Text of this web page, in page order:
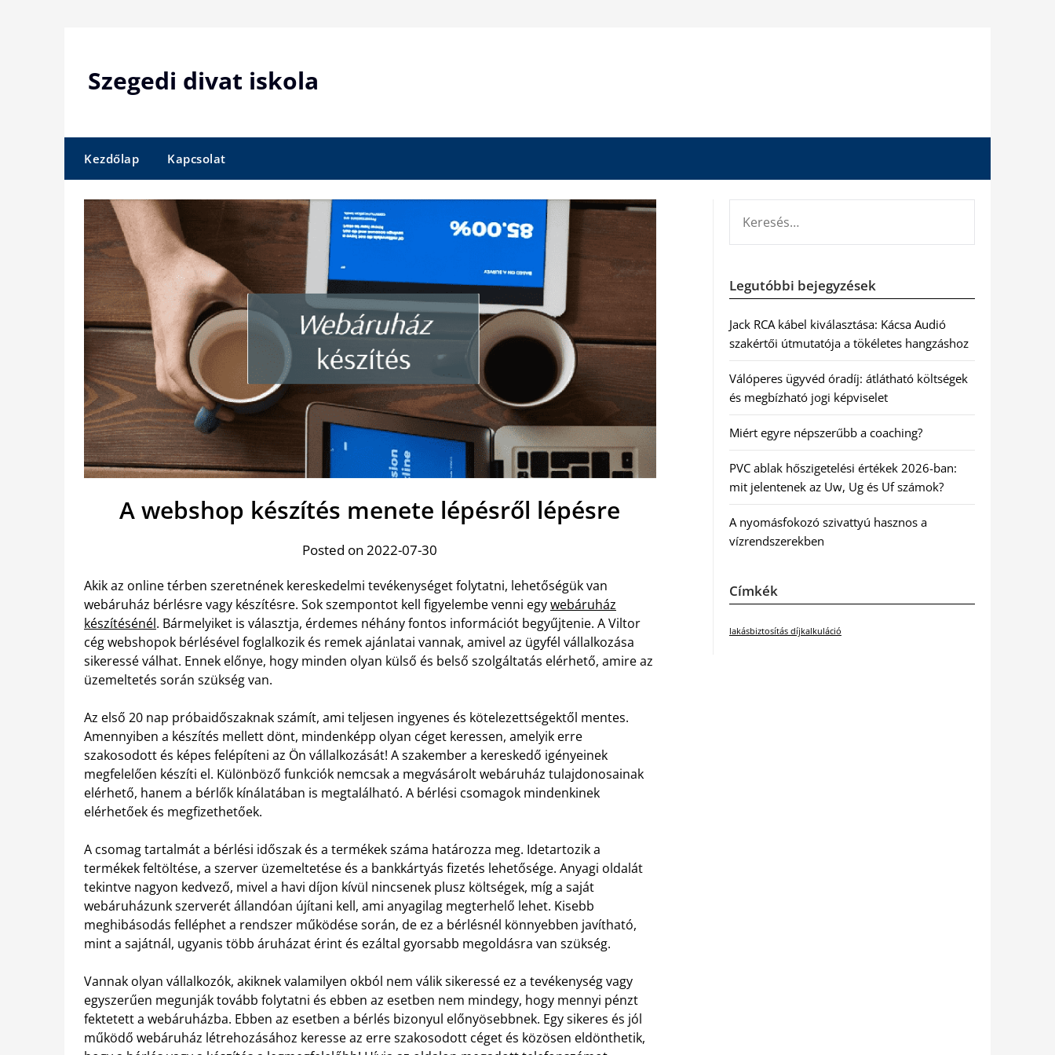
Szegedi divat iskola
Kezdőlap Kapcsolat
A webshop készítés menete lépésről lépésre
Posted on 2022-07-30
Akik az online térben szeretnének kereskedelmi tevékenységet folytatni, lehetőségük van
webáruház bérlésre vagy készítésre. Sok szempontot kell figyelembe venni egywebáruház
készítésénél. Bármelyiket is választja, érdemes néhány fontos információt begyűjtenie. A Viltor
cég webshopok bérlésével foglalkozik és remek ajánlatai vannak, amivel az ügyfél vállalkozása
sikeressé válhat. Ennek előnye, hogy minden olyan külső és belső szolgáltatás elérhető, amire az
üzemeltetés során szükség van.
Az első 20 nap próbaidőszaknak számít, ami teljesen ingyenes és kötelezettségektől mentes.
Amennyiben a készítés mellett dönt, mindenképp olyan céget keressen, amelyik erre
szakosodott és képes felépíteni az Ön vállalkozását! A szakember a kereskedő igényeinek
megfelelően készíti el. Különböző funkciók nemcsak a megvásárolt webáruház tulajdonosainak
elérhető, hanem a bérlők kínálatában is megtalálható. A bérlési csomagok mindenkinek
elérhetőek és megfizethetőek.
A csomag tartalmát a bérlési időszak és a termékek száma határozza meg. Idetartozik a
termékek feltöltése, a szerver üzemeltetése és a bankkártyás fizetés lehetősége. Anyagi oldalát
tekintve nagyon kedvező, mivel a havi díjon kívül nincsenek plusz költségek, míg a saját
webáruházunk szerverét állandóan újítani kell, ami anyagilag megterhelő lehet. Kisebb
meghibásodás felléphet a rendszer működése során, de ez a bérlésnél könnyebben javítható,
mint a sajátnál, ugyanis több áruházat érint és ezáltal gyorsabb megoldásra van szükség.
Vannak olyan vállalkozók, akiknek valamilyen okból nem válik sikeressé ez a tevékenység vagy
egyszerűen megunják tovább folytatni és ebben az esetben nem mindegy, hogy mennyi pénzt
fektetett a webáruházba. Ebben az esetben a bérlés bizonyul előnyösebbnek. Egy sikeres és jól
működő webáruház létrehozásához keresse az erre szakosodott céget és közösen eldönthetik,
Legutóbbi bejegyzések
Jack RCA kábel kiválasztása: Kácsa Audió
szakértői útmutatója a tökéletes hangzáshoz
Válóperes ügyvéd óradíj: átlátható költségek
és megbízható jogi képviselet
Miért egyre népszerűbb a coaching?
PVC ablak hőszigetelési értékek 2026-ban:
mit jelentenek az Uw, Ug és Uf számok?
A nyomásfokozó szivattyú hasznos a
vízrendszerekben
Címkék
lakásbiztosítás díjkalkuláció